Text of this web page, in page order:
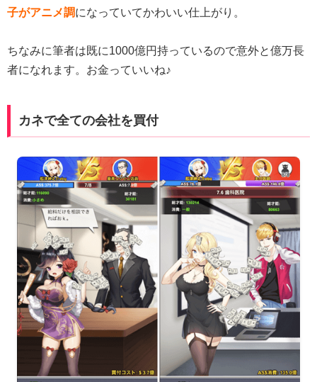
子がアニメ調になっていてかわいい仕上がり。
ちなみに筆者は既に1000億円持っているので意外と億万長
者になれます。お金っていいね♪
カネで全ての会社を買付